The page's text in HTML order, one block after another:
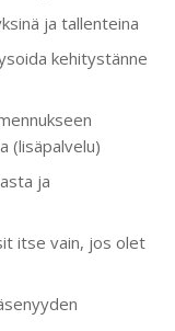
ja tallenteina
kehitystänne
(lisäpalvelu)
ja
itse vain, jos olet